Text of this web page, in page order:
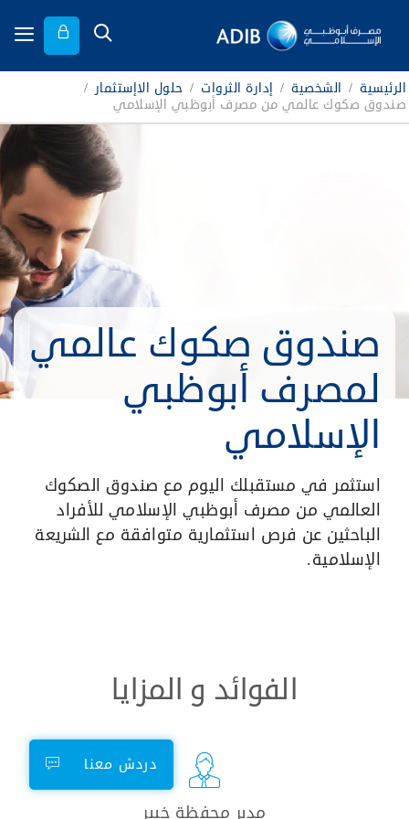
الرئيسية / الشخصية / إدارة الثروات / حلول الاإستثمار /
صندوق صكوك عالمي من مصرف أبوظبي الإسلامي
صندوق صكوك عالمي
لمصرف أبوظبي
الإسلامي
استثمر في مستقبلك اليوم مع صندوق الصكوك
العالمي من مصرف أبوظبي الإسلامي للأفراد
الباحثين عن فرص استثمارية متوافقة مع الشريعة
الإسلامية.
الفوائد و المزايا
مدير محفظة خبير
دردش معنا